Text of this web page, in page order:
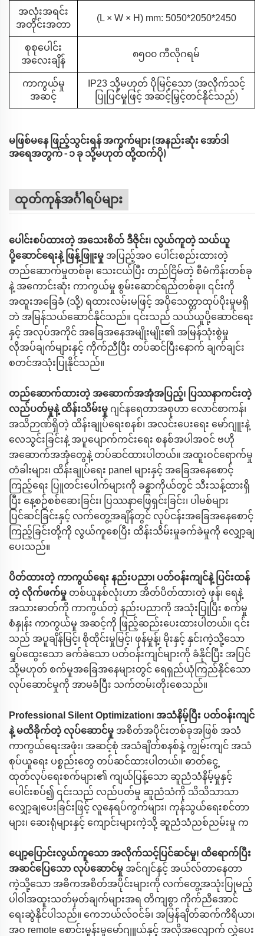
အလုံးအရင်း
အတိုင်းအတာ
(L × W × H) mm: 5050*2050*2450
စုစုပေါင်း
အလေးချိန်
၈၅၀၀ ကီလိုဂရမ်
ကာကွယ်မှု
အဆင့်
IP23 သို့မဟုတ် ပိုမြင့်သော (အလိုက်သင့်
ပြုပြင်မှုဖြင့် အဆင့်မြှင့်တင်နိုင်သည်)
မဖြစ်မနေ ဖြည့်သွင်းရန် အကွက်များ (အနည်းဆုံး အော်ဒါ
အရေအတွက် - ၁ ခု သို့မဟုတ် ထို့ထက်ပို)
ထုတ်ကုန်အင်္ဂါရပ်များ
ပေါင်းစပ်ထားတဲ့ အသေးစိတ် ဒီဇိုင်း၊ လွယ်ကူတဲ့ သယ်ယူ
ပို့ဆောင်ရေးနဲ့ ဖြန့်ဖြူးမှု အပြည့်အဝ ပေါင်းစည်းထားတဲ့
တည်ဆောက်မှုတစ်ခု၊ သေးငယ်ပြီး တည်ငြိမ်တဲ့ စီမံကိန်းတစ်ခု
နဲ့ အကောင်းဆုံး ကာကွယ်မှု စွမ်းဆောင်ရည်တစ်ခု။ ၎င်းကို
အထူးအခြေခံ (သို့) ရထားလမ်းမဖြင့် အပိုသေတ္တာထုပ်ပိုးမှုမရှိ
ဘဲ အမြန်သယ်ဆောင်နိုင်သည်။ ၎င်းသည် သယ်ယူပို့ဆောင်ရေး
နှင့် အလုပ်အကိုင် အခြေအနေအမျိုးမျိုး၏ အမြန်သုံးစွဲမှု
လိုအပ်ချက်များနှင့် ကိုက်ညီပြီး တပ်ဆင်ပြီးနောက် ချက်ချင်း
စတင်အသုံးပြုနိုင်သည်။
တည်ဆောက်ထားတဲ့ အဆောက်အအုံအပြည့်၊ ပြဿနာကင်းတဲ့
လည်ပတ်မှုနဲ့ ထိန်းသိမ်းမှု ဂျင်နရေတာအစုဟာ လောင်စာကန်၊
အသိဉာဏ်ရှိတဲ့ ထိန်းချုပ်ရေးစနစ်၊ အလင်းပေးရေး မော်ဂျူးနဲ့
လေသွင်းခြင်းနဲ့ အပူပျောက်ကင်းရေး စနစ်အပါအဝင် ဗဟို
အဆောက်အအုံတွေနဲ့ တပ်ဆင်ထားပါတယ်။ အထူးဝင်ရောက်မှု
တံခါးများ၊ ထိန်းချုပ်ရေး panel များနှင့် အခြေအနေစောင့်
ကြည့်ရေး ပြူတင်းပေါက်များကို ခန္ဓာကိုယ်တွင် သီးသန့်ထားရှိ
ပြီး နေ့စဉ်စစ်ဆေးခြင်း၊ ပြဿနာဖြေရှင်းခြင်း၊ ပါမစ်များ
ပြင်ဆင်ခြင်းနှင့် လက်တွေ့အချိန်တွင် လုပ်ငန်းအခြေအနေစောင့်
ကြည့်ခြင်းတို့ကို လွယ်ကူစေပြီး ထိန်းသိမ်းမှုခက်ခဲမှုကို လျှော့ချ
ပေးသည်။
ပိတ်ထားတဲ့ ကာကွယ်ရေး နည်းပညာ၊ ပတ်ဝန်းကျင်နဲ့ ပြင်းထန်
တဲ့ လိုက်ဖက်မှု တစ်ယူနစ်လုံးဟာ အိတ်ပိတ်ထားတဲ့ ဖုန်၊ ရေနဲ့
အသားဓာတ်ကို ကာကွယ်တဲ့ နည်းပညာကို အသုံးပြုပြီး စက်မှု
စံနှုန်း ကာကွယ်မှု အဆင့်ကို ဖြည့်ဆည်းပေးထားပါတယ်။ ၎င်း
သည် အပူချိန်မြင့်၊ စိုထိုင်းမှုမြင့်၊ ဖုန်မှုန့်၊ မိုးနှင့် နှင်းကဲ့သို့သော
ရှုပ်ထွေးသော ခက်ခဲသော ပတ်ဝန်းကျင်များကို ခံနိုင်ပြီး အပြင်
သို့မဟုတ် စက်မှုအခြေအနေများတွင် ရေရှည်ယုံကြည်နိုင်သော
လုပ်ဆောင်မှုကို အာမခံပြီး သက်တမ်းတိုးစေသည်။
Professional Silent Optimization၊ အသံနိမ့်ပြီး ပတ်ဝန်းကျင်
နဲ့ မထိခိုက်တဲ့ လုပ်ဆောင်မှု အစိတ်အပိုင်းတစ်ခုအဖြစ် အသံ
ကာကွယ်ရေးအဖုံး၊ အဆင့်စုံ အသံချိတ်စနစ်နဲ့ ကျွမ်းကျင် အသံ
စုပ်ယူရေး ပစ္စည်းတွေ တပ်ဆင်ထားပါတယ်။ ဓာတ်ငွေ့
ထုတ်လုပ်ရေးစက်များ၏ ကျယ်ပြန့်သော ဆူညံသံနိမ့်မှုနှင့်
ပေါင်းစပ်၍ ၎င်းသည် လည်ပတ်မှု ဆူညံသံကို သိသိသာသာ
လျှော့ချပေးခြင်းဖြင့် လူနေရပ်ကွက်များ၊ ကုန်သွယ်ရေးစင်တာ
များ၊ ဆေးရုံများနှင့် ကျောင်းများကဲ့သို့ ဆူညံသံညစ်ညမ်းမှု က
ပျော့ပြောင်းလွယ်ကူသော အလိုက်သင့်ပြင်ဆင်မှု၊ ထိရောက်ပြီး
အဆင်ပြေသော လုပ်ဆောင်မှု အင်ဂျင်နှင့် အယ်လ်တာနေတာ
ကဲ့သို့သော အဓိကအစိတ်အပိုင်းများကို လက်တွေ့အသုံးပြုမည့်
ပါဝါအထူးသတ်မှတ်ချက်များအရ တိကျစွာ ကိုက်ညီအောင်
ရေးဆွဲနိုင်ပါသည်။ ကေဘယ်လ်ဝင်ခ်၊ အမြန်ချိတ်ဆက်ကိရိယာ၊
အဝ remote စောင်းမှုန်းမှုမော်ဂျူယ်နှင့် အလိုအလျောက် လွှဲပေး